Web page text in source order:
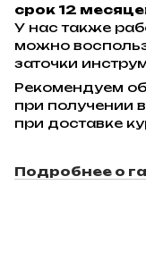
срок 12
У нас также
можно
заточки
Рекомендуем
при получении
при доставке
Подробнее о